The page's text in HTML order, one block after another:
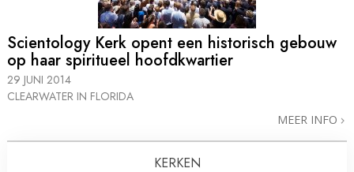
Scientology Kerk opent een historisch gebouw
op haar spiritueel hoofdkwartier
29 JUNI 2014
CLEARWATER IN FLORIDA
MEER INFO
KERKEN